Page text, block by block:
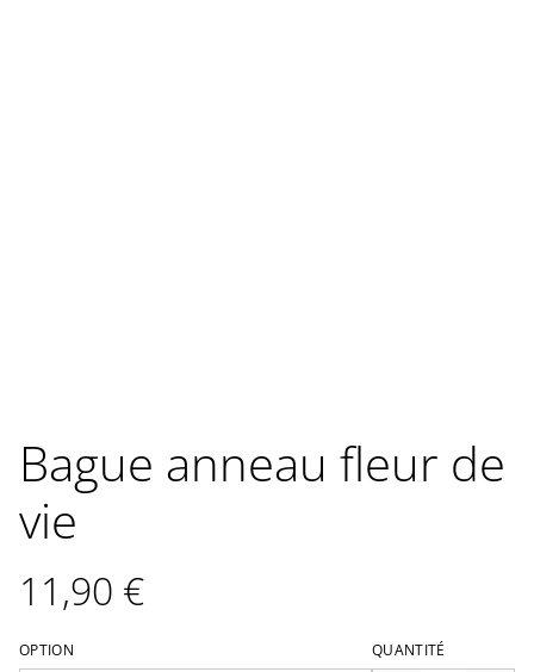
Bague anneau fleur de
vie
11,90 €
OPTION QUANTITÉ